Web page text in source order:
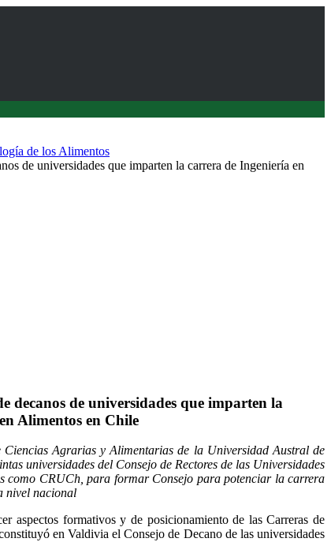
de los Alimentos
de universidades que imparten la carrera de Ingeniería en
decanos de universidades que imparten la
Alimentos en Chile
Ciencias Agrarias y Alimentarias de la Universidad Austral de
universidades del Consejo de Rectores de las Universidades
como CRUCh, para formar Consejo para potenciar la carrera
nivel nacional
aspectos formativos y de posicionamiento de las Carreras de
en Valdivia el Consejo de Decano de las universidades